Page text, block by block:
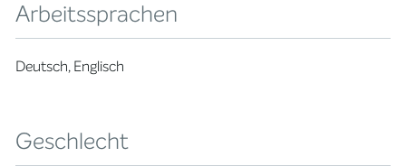
Arbeitssprachen
Deutsch, Englisch
Geschlecht